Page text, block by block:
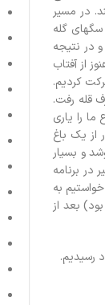
در مسیر
گله
و در نتیجه
آتش و بوی دود هیزم درهم می‌آمیزد. به دلیل عمق دره و درختان ساعت 8 صبح هنوز از آفتاب
کردیم.
قله رفت.
ما را یاری
گیاهان خشک و دارای تیغ بسیار عبور می‌کنیم.ساعت 16:30 بعد از عبور از یک باغ
و بسیار
تغییر در برنامه
به
بعد از